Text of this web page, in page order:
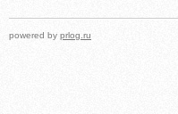
powered by prlog.ru